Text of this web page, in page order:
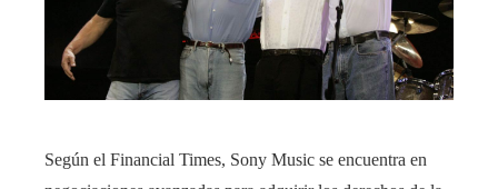
Según el Financial Times, Sony Music se encuentra en